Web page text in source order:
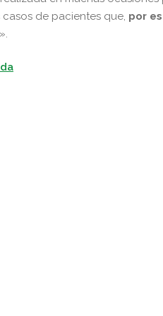
de pacientes que, por